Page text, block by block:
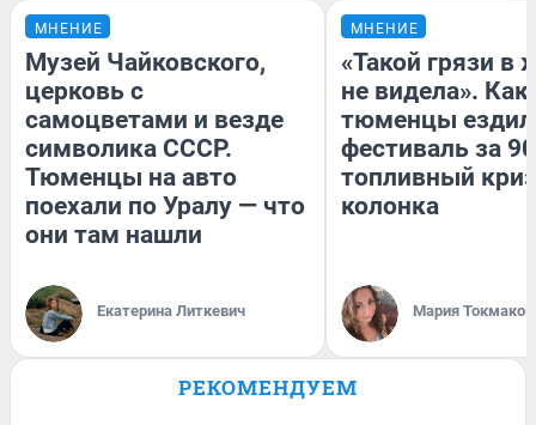
МНЕНИЕ
Музей Чайковского,
церковь с
самоцветами и везде
символика СССР.
Тюменцы на авто
поехали по Уралу — что
они там нашли
Екатерина Литкевич
МНЕНИЕ
«Такой грязи в
не видела». Как
тюменцы
фестиваль за
топливный
колонка
Мария
РЕКОМЕНДУЕМ